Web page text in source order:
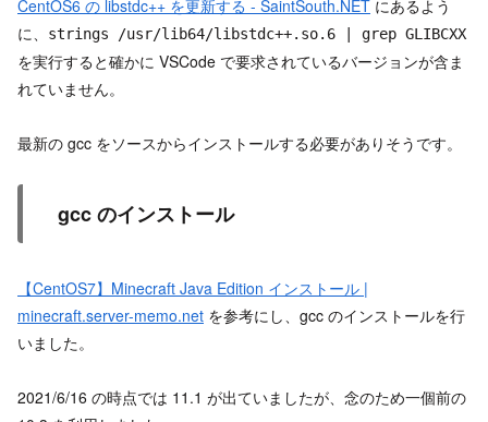
CentOS6 の libstdc++ を更新する - SaintSouth.NET にあるよう
に、
strings /usr/lib64/libstdc++.so.6 | grep GLIBCXX
を実行すると確かに VSCode で要求されているバージョンが含ま
れていません。
最新の gcc をソースからインストールする必要がありそうです。
gcc のインストール
【CentOS7】Minecraft Java Edition インストール |
minecraft.server-memo.net を参考にし、gcc のインストールを行
いました。
2021/6/16 の時点では 11.1 が出ていましたが、念のため一個前の